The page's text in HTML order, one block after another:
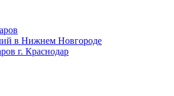
в Нижнем Новгороде
г. Краснодар